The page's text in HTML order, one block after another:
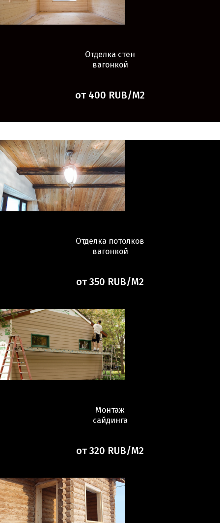
Отделка стен
вагонкой
от 400 RUB/М2
Отделка потолков
вагонкой
от 350 RUB/М2
Монтаж
сайдинга
от 320 RUB/М2